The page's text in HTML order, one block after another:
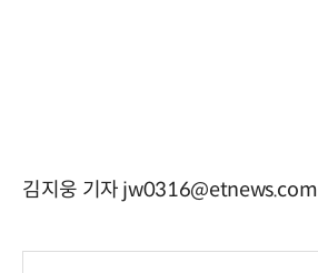
김지웅 기자 jw0316@etnews.com